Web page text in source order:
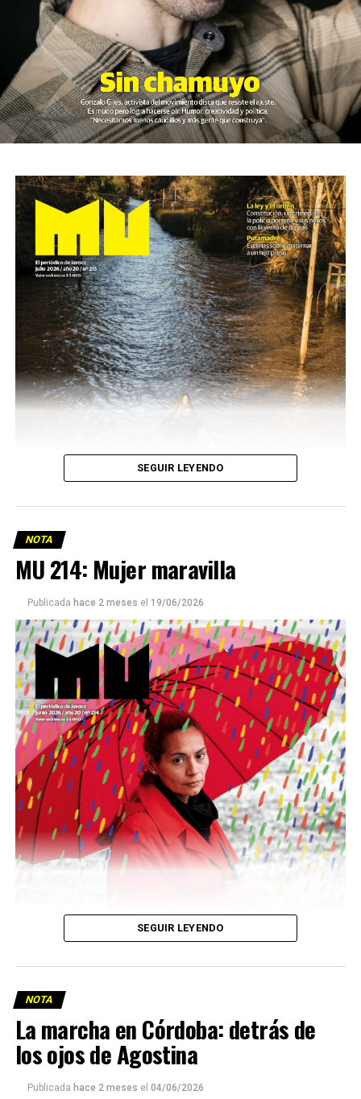
Este número 215 de MU ☝️viene con doble tapa, que
podría ser una frase:
Sin chamuyo, a remarla.
Descargar la Mu en PDF
Viaje a la vida en el Delta: Y la nave
SEGUIR LEYENDO
NOTA
MU 214: Mujer maravilla
Publicada hace 2 meses el 19/06/2026
SEGUIR LEYENDO
NOTA
La marcha en Córdoba: detrás de
los ojos de Agostina
Publicada hace 2 meses el 04/06/2026